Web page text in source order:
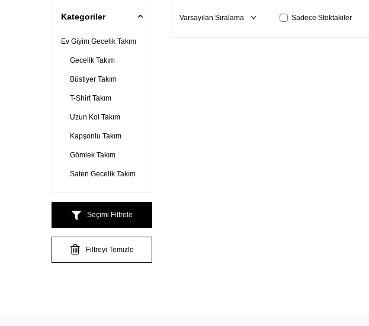
Kategoriler
Ev Giyim Gecelik Takım
Gecelik Takım
Büstiyer Takım
T-Shirt Takım
Uzun Kol Takım
Kapşonlu Takım
Gömlek Takım
Saten Gecelik Takım
Seçimi Filtrele
Filtreyi Temizle
Sadece Stoktakiler